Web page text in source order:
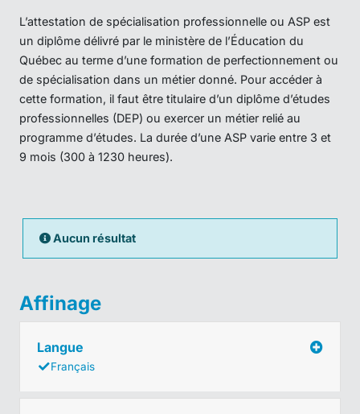
L’attestation de spécialisation professionnelle ou ASP est
un diplôme délivré par le ministère de l’Éducation du
Québec au terme d’une formation de perfectionnement ou
de spécialisation dans un métier donné. Pour accéder à
cette formation, il faut être titulaire d’un diplôme d’études
professionnelles (DEP) ou exercer un métier relié au
programme d’études. La durée d’une ASP varie entre 3 et
9 mois (300 à 1230 heures).
Aucun résultat
Affinage
Langue
Français